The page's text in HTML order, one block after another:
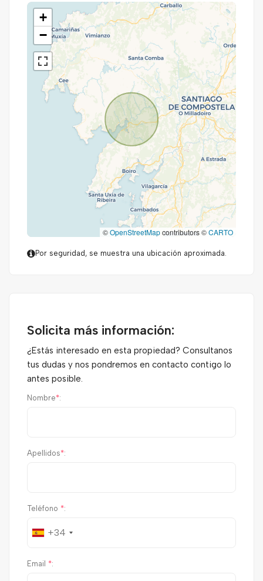
+
−
©OpenStreetMapcontributors ©CARTO
Por seguridad, se muestra una ubicación aproximada.
Solicita más información:
¿Estás interesado en esta propiedad? Consultanos
tus dudas y nos pondremos en contacto contigo lo
antes posible.
Nombre*:
Apellidos*:
Teléfono *:
+34
Email *: